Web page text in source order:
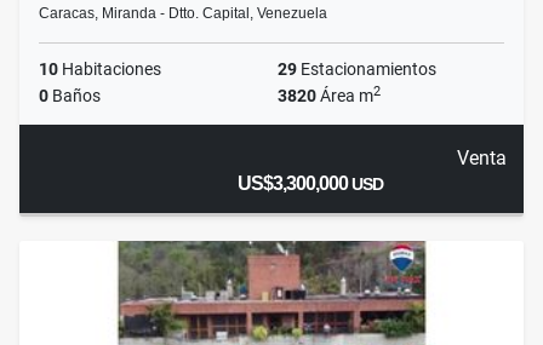
Caracas, Miranda - Dtto. Capital, Venezuela
10 Habitaciones 29 Estacionamientos
0 Baños 3820Área m2
Venta
US$3,300,000USD